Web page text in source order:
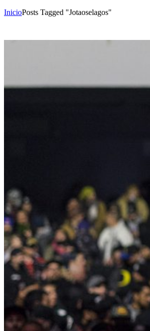
InicioPosts Tagged "Jotaoselagos"